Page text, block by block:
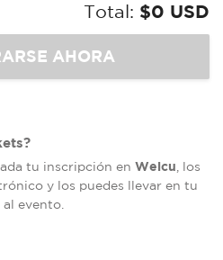
Total: $0 USD
tu inscripción en Welcu , los
y los puedes llevar en tu
evento.